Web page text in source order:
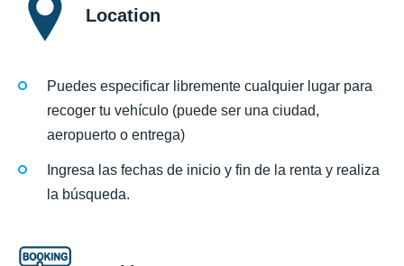
Location
Puedes especificar libremente cualquier lugar para
recoger tu vehículo (puede ser una ciudad,
aeropuerto o entrega)
Ingresa las fechas de inicio y fin de la renta y realiza
la búsqueda.